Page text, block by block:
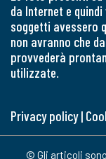
da Internet e
soggetti avessero
non avranno che
provvederà
utilizzate.
Privacy policy|
© Gli articoli